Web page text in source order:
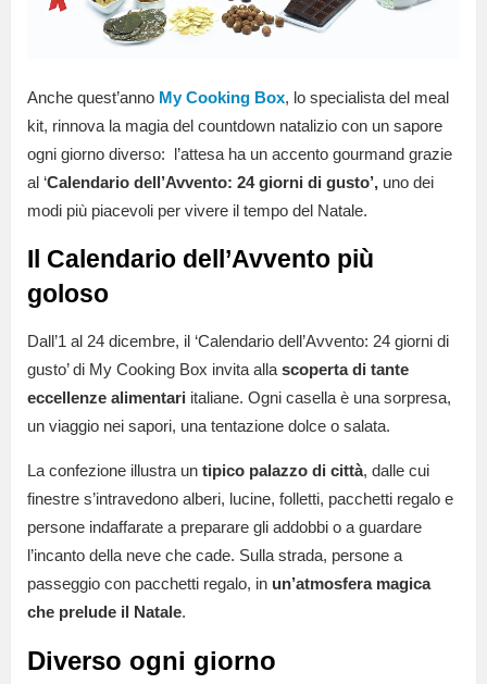
Anche quest’anno My Cooking Box, lo specialista del meal
kit, rinnova la magia del countdown natalizio con un sapore
ogni giorno diverso: l’attesa ha un accento gourmand grazie
al ‘Calendario dell’Avvento: 24 giorni di gusto’, uno dei
modi più piacevoli per vivere il tempo del Natale.
Il Calendario dell’Avvento più
goloso
Dall’1 al 24 dicembre, il ‘Calendario dell’Avvento: 24 giorni di
gusto’ di My Cooking Box invita alla scoperta di tante
eccellenze alimentari italiane. Ogni casella è una sorpresa,
un viaggio nei sapori, una tentazione dolce o salata.
La confezione illustra un tipico palazzo di città, dalle cui
finestre s’intravedono alberi, lucine, folletti, pacchetti regalo e
persone indaffarate a preparare gli addobbi o a guardare
l’incanto della neve che cade. Sulla strada, persone a
passeggio con pacchetti regalo, in un’atmosfera magica
che prelude il Natale.
Diverso ogni giorno